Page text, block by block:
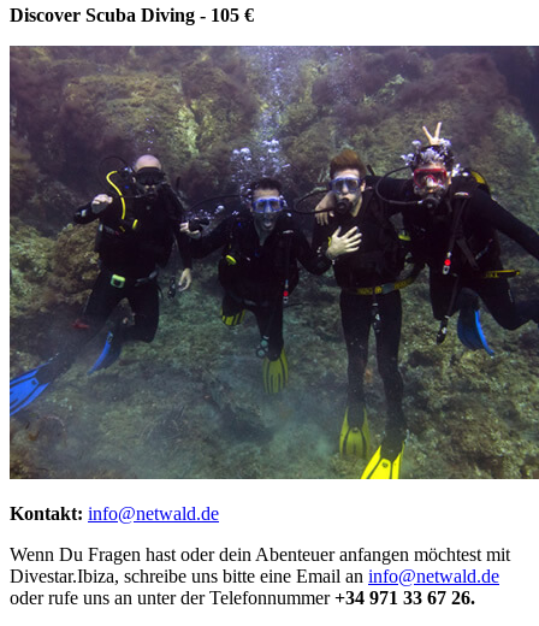
Discover Scuba Diving - 105 €
Kontakt: info@netwald.de
Wenn Du Fragen hast oder dein Abenteuer anfangen möchtest mit
Divestar.Ibiza, schreibe uns bitte eine Email an info@netwald.de
oder rufe uns an unter der Telefonnummer+34 971 33 67 26.